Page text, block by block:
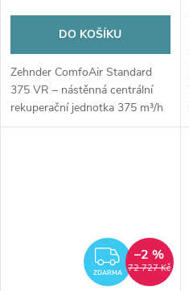
DO KOŠÍKU
Zehnder ComfoAir Standard
375 VR – nástěnná centrální
rekuperační jednotka 375 m³/h
pro úsporné a...
ZDARMA
ZDARMA 72 727 Kč
–2 %